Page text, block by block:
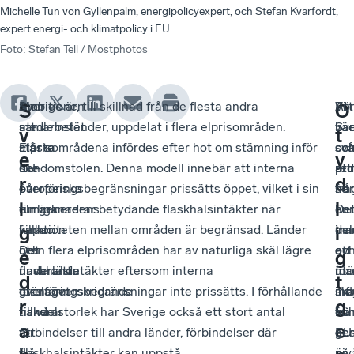
Michelle Tun von Gyllenpalm, energipolicyexpert, och Stefan Kvarfordt,
expert energi- och klimatpolicy i EU.
Foto: Stefan Tell / Mostphotos
Ambitionen
att
stärka
den
europeiska
elmarknadens
funktion
och
underlätta
gränsöverskridande
handel
är
Men
samarbetet
måste
ske
på
rimliga
villkor.
Det
nuvarande
förslaget
riskerar
att
S
v
e
r
i
g
e
d
r
a
Sverige är, till skillnad från de flesta andra
medlemsländer, uppdelat i flera elprisområden.
Elprisområdena infördes efter hot om stämning inför
EU-domstolen. Denna modell innebär att interna
överföringsbegränsningar prissätts öppet, vilket i sin
tur genererar betydande flaskhalsintäkter när
kapaciteten mellan områden är begränsad. Länder
utan flera elprisområden har av naturliga skäl lägre
flaskhalsintäkter eftersom interna
överföringsbegränsningar inte prissätts. I förhållande
till vår storlek har Sverige också ett stort antal
förbindelser till andra länder, förbindelser där
Att
har
en
O
t
y
d
l
i
g
t
g
e
ett
Vi
har
att
se
hur
av
ska